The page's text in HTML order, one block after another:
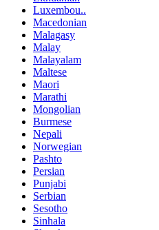
Luxembou..
Macedonian
Malagasy
Malay
Malayalam
Maltese
Maori
Marathi
Mongolian
Burmese
Nepali
Norwegian
Pashto
Persian
Punjabi
Serbian
Sesotho
Sinhala